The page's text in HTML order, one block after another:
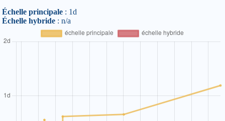
Échelle principale : 1d
Échelle hybride : n/a